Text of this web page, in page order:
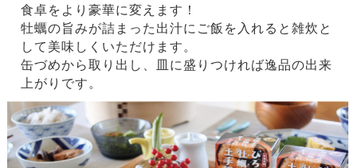
食卓をより豪華に変えます！
牡蠣の旨みが詰まった出汁にご飯を入れると雑炊と
して美味しくいただけます。
缶づめから取り出し、皿に盛りつければ逸品の出来
上がりです。